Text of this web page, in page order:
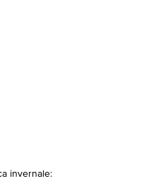
invernale: